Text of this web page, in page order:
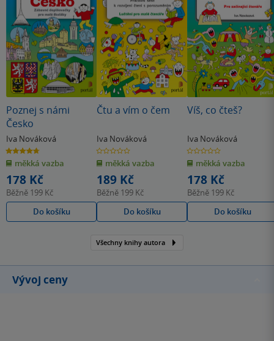
Poznej s námi
Česko
Iva Nováková
4.7
z
5
hvězdiček
měkká vazba
178 Kč
Běžně 199 Kč
Do košíku
Čtu a vím o čem
Iva Nováková
0.0
z
5
hvězdiček
měkká vazba
189 Kč
Běžně 199 Kč
Do košíku
Víš, co čteš?
Iva Nováková
0.0
z
5
hvězdiček
měkká vazba
178 Kč
Běžně 199 Kč
Do košíku
Všechny knihy autora
Vývoj ceny